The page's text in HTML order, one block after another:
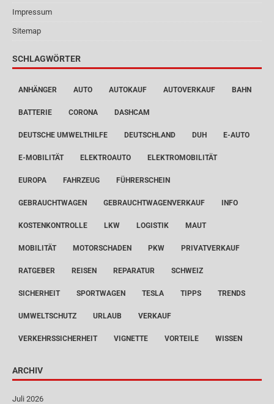
Impressum
Sitemap
SCHLAGWÖRTER
ANHÄNGER AUTO AUTOKAUF AUTOVERKAUF BAHN
BATTERIE CORONA DASHCAM
DEUTSCHE UMWELTHILFE DEUTSCHLAND DUH E-AUTO
E-MOBILITÄT ELEKTROAUTO ELEKTROMOBILITÄT
EUROPA FAHRZEUG FÜHRERSCHEIN
GEBRAUCHTWAGEN GEBRAUCHTWAGENVERKAUF INFO
KOSTENKONTROLLE LKW LOGISTIK MAUT
MOBILITÄT MOTORSCHADEN PKW PRIVATVERKAUF
RATGEBER REISEN REPARATUR SCHWEIZ
SICHERHEIT SPORTWAGEN TESLA TIPPS TRENDS
UMWELTSCHUTZ URLAUB VERKAUF
VERKEHRSSICHERHEIT VIGNETTE VORTEILE WISSEN
ARCHIV
Juli 2026